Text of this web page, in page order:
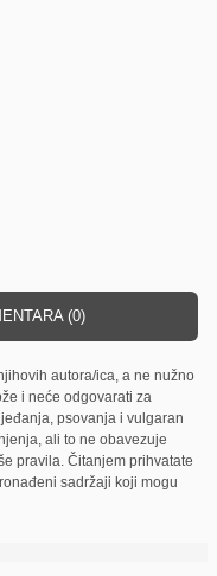
(0)
autora/ica, a ne nužno
i neće odgovarati za
psovanja i vulgaran
ali to ne obavezuje
pravila. Čitanjem prihvatate
sadržaji koji mogu